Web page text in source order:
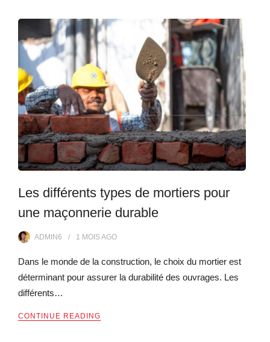
Les différents types de mortiers pour
une maçonnerie durable
ADMIN6 1 MOISAGO
Dans le monde de la construction, le choix du mortier est
déterminant pour assurer la durabilité des ouvrages. Les
différents…
CONTINUE READING